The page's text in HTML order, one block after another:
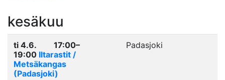
kesäkuu
ti 4.6.
17:00–
19:00 Iltarastit /
Metsäkangas
(Padasjoki)
Padasjoki